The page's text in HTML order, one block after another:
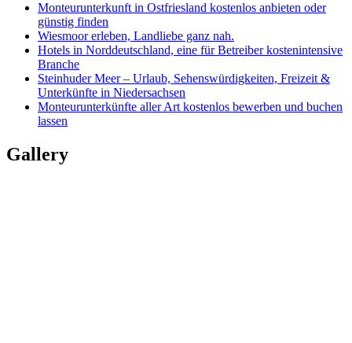
Monteurunterkunft in Ostfriesland kostenlos anbieten oder
günstig finden
Wiesmoor erleben, Landliebe ganz nah.
Hotels in Norddeutschland, eine für Betreiber kostenintensive
Branche
Steinhuder Meer – Urlaub, Sehenswürdigkeiten, Freizeit &
Unterkünfte in Niedersachsen
Monteurunterkünfte aller Art kostenlos bewerben und buchen
lassen
Gallery